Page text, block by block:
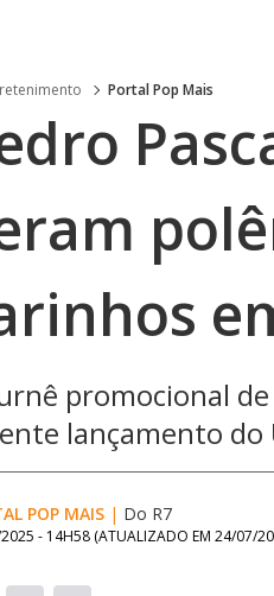
Portal Pop Mais
promocional
lançamento
POP MAIS | Do R7
- 14H58 (ATUALIZADO EM 24/07/